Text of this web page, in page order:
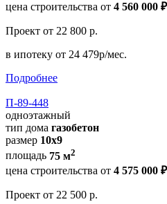
цена строительства от 4 560 000 ₽
Проект от 22 800 р.
в ипотеку от 24 479р/мес.
Подробнее
П-89-448
одноэтажный
тип дома газобетон
размер 10х9
площадь 75 м2
цена строительства от 4 575 000 ₽
Проект от 22 500 р.